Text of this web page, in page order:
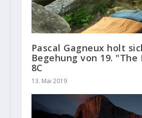
Pascal Gagneux holt
Begehung von 19. "The
8C
13. Mai 2019